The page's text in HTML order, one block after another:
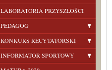
LABORATORIA PRZYSZŁOŚCI
PEDAGOG
KONKURS RECYTATORSKI
INFORMATOR SPORTOWY